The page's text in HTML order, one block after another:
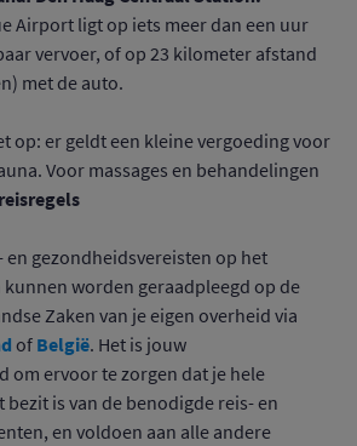
Airport ligt op iets meer dan een uur
vervoer, of op 23 kilometer afstand
met de auto.
op: er geldt een kleine vergoeding voor
Voor massages en behandelingen
en gezondheidsvereisten op het
worden geraadpleegd op de
Zaken van je eigen overheid via
of België. Het is jouw
om ervoor te zorgen dat je hele
bezit is van de benodigde reis- en
en voldoen aan alle andere